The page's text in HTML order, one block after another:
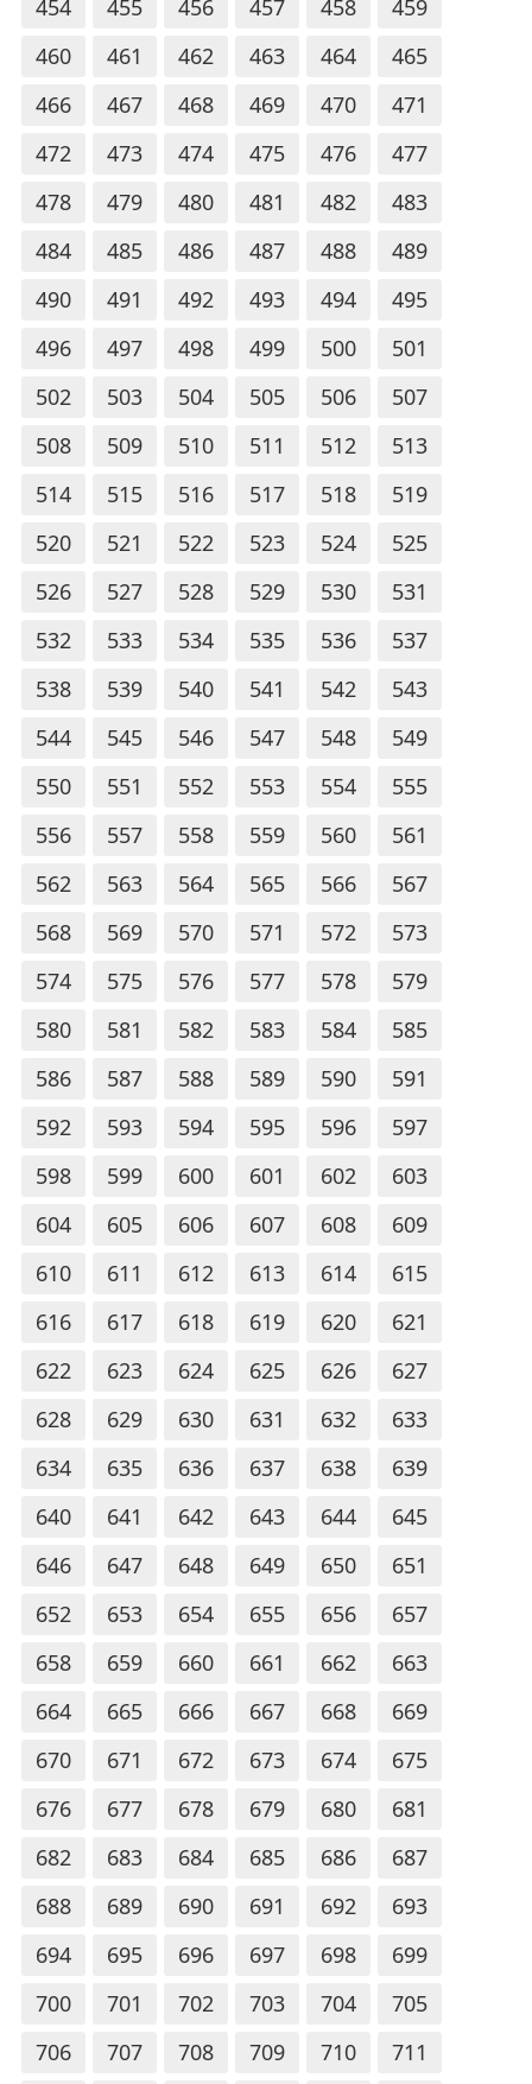
454 455 456 457 458
459
460
461 462 463 464
465
466
467 468 469 470
471
472
473 474 475 476
477
478
479 480 481 482
483
484
485 486 487 488
489
490
491 492 493 494
495
496
497 498 499 500
501
502
503 504 505 506
507
508
509 510 511 512
513
514
515 516 517 518
519
520
521 522 523 524
525
526
527 528 529 530
531
532
533 534 535 536
537
538
539 540 541 542
543
544
545 546 547 548
549
550
551 552 553 554
555
556
557 558 559 560
561
562
563 564 565 566
567
568
569 570 571 572
573
574
575 576 577 578
579
580
581 582 583 584
585
586
587 588 589 590
591
592
593 594 595 596
597
598
599 600 601 602
603
604
605 606 607 608
609
610
611 612 613 614
615
616
617 618 619 620
621
622
623 624 625 626
627
628
629 630 631 632
633
634
635 636 637 638
639
640
641 642 643 644
645
646
647 648 649 650
651
652
653 654 655 656
657
658
659 660 661 662
663
664
665 666 667 668
669
670
671 672 673 674
675
676
677 678 679 680
681
682
683 684 685 686
687
688
689 690 691 692
693
694
695 696 697 698
699
700
701 702 703 704
705
706
707 708 709 710
711